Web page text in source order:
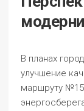
В планах
улучшение
маршруту